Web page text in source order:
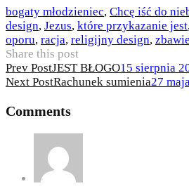
bogaty młodzieniec, Chcę iść do
design, Jezus, które przykazanie jest
oporu, racja, religijny design,
Share this post
Nawigacja
wpisu
Prev PostJEST BŁOGO15 sierpnia
Next PostRachunek sumienia27
Comments